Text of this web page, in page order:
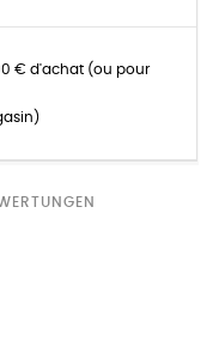
€ d'achat (ou pour